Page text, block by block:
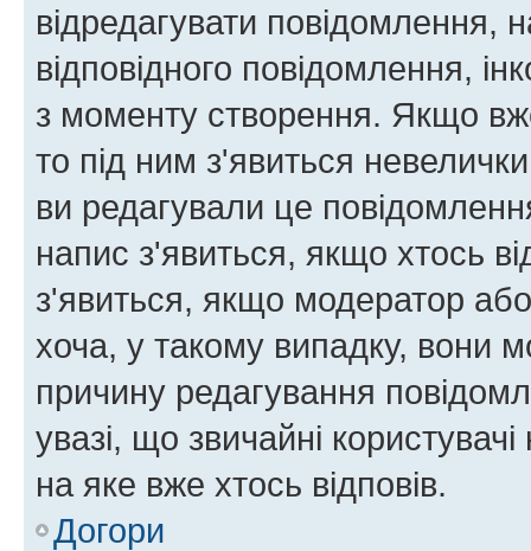
відредагувати повідомлення,
відповідного повідомлення,
з моменту створення. Якщо
то під ним з'явиться
ви редагували це
напис з'явиться, якщо хтось
з'явиться, якщо модератор
хоча, у такому випадку, вони
причину редагування
увазі, що звичайні
на яке вже хтось відповів.
Догори